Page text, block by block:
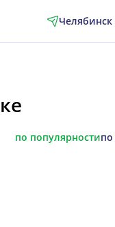
Челябинск
по популярностипо